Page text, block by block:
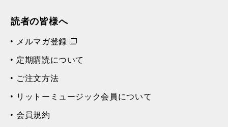
読者の皆様へ
メルマガ登録
定期購読について
ご注文方法
リットーミュージック会員について
会員規約